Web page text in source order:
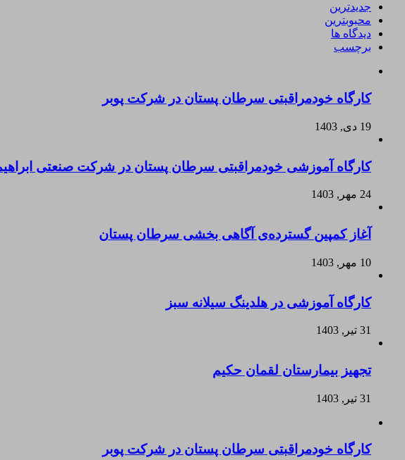
جدیدترین
محبوبترین
دیدگاه ها
برچسب
کارگاه خودمراقبتی سرطان پستان در شرکت پوبر
19 دی, 1403
کارگاه آموزشی خودمراقبتی سرطان پستان در شرکت صنعتی
24 مهر, 1403
آغاز کمپین گسترده‌ی آگاهی بخشی سرطان پستان
10 مهر, 1403
کارگاه آموزشی در هلدینگ سیلانه سبز
31 تیر, 1403
تجهیز بیمارستان لقمان حکیم
31 تیر, 1403
کارگاه خودمراقبتی سرطان پستان در شرکت پوبر